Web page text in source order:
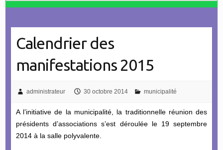
Calendrier des
manifestations 2015
administrateur 30 octobre 2014 municipalité
A l’initiative de la municipalité, la traditionnelle réunion des
présidents d’associations s’est déroulée le 19 septembre
2014 à la salle polyvalente.